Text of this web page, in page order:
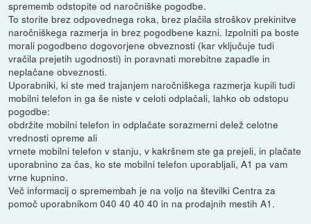
sprememb odstopite od naročniške pogodbe.
To storite brez odpovednega roka, brez plačila stroškov prekinitve
naročniškega razmerja in brez pogodbene kazni. Izpolniti pa boste
morali pogodbeno dogovorjene obveznosti (kar vključuje tudi
vračila prejetih ugodnosti) in poravnati morebitne zapadle in
neplačane obveznosti.
Uporabniki, ki ste med trajanjem naročniškega razmerja kupili tudi
mobilni telefon in ga še niste v celoti odplačali, lahko ob odstopu
pogodbe:
obdržite mobilni telefon in odplačate sorazmerni delež celotne
vrednosti opreme ali
vrnete mobilni telefon v stanju, v kakršnem ste ga prejeli, in plačate
uporabnino za čas, ko ste mobilni telefon uporabljali, A1 pa vam
vrne kupnino.
Več informacij o spremembah je na voljo na številki Centra za
pomoč uporabnikom 040 40 40 40 in na prodajnih mestih A1.